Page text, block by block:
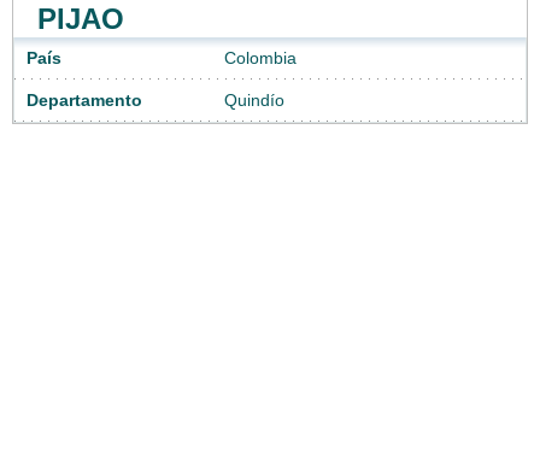
PIJAO
País Colombia
Departamento Quindío